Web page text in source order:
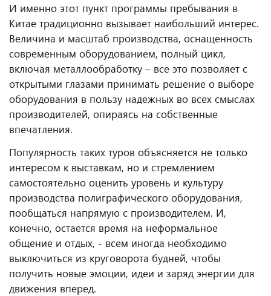
И именно этот пункт программы пребывания в
Китае традиционно вызывает наибольший интерес.
Величина и масштаб производства, оснащенность
современным оборудованием, полный цикл,
включая металлообработку – все это позволяет с
открытыми глазами принимать решение о выборе
оборудования в пользу надежных во всех смыслах
производителей, опираясь на собственные
впечатления.
Популярность таких туров объясняется не только
интересом к выставкам, но и стремлением
самостоятельно оценить уровень и культуру
производства полиграфического оборудования,
пообщаться напрямую с производителем. И,
конечно, остается время на неформальное
общение и отдых, - всем иногда необходимо
выключиться из круговорота будней, чтобы
получить новые эмоции, идеи и заряд энергии для
движения вперед.